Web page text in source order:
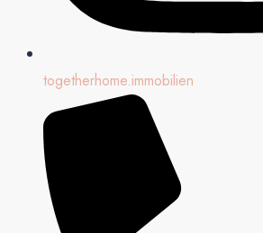
togetherhome.immobilien